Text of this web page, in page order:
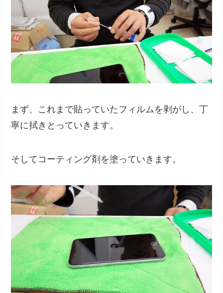
まず、これまで貼っていたフィルムを剥がし、丁
寧に拭きとっていきます。
そしてコーティング剤を塗っていきます。